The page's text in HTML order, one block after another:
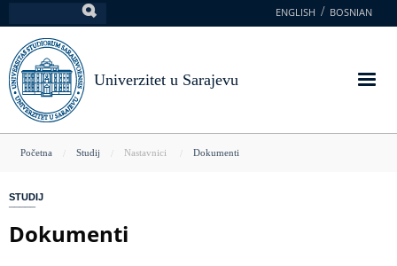
na
glavni
sadržaj
ENGLISH BOSNIAN
Univerzitet u Sarajevu
You
here
Početna Studij Nastavnici Dokumenti
STUDIJ
Dokumenti